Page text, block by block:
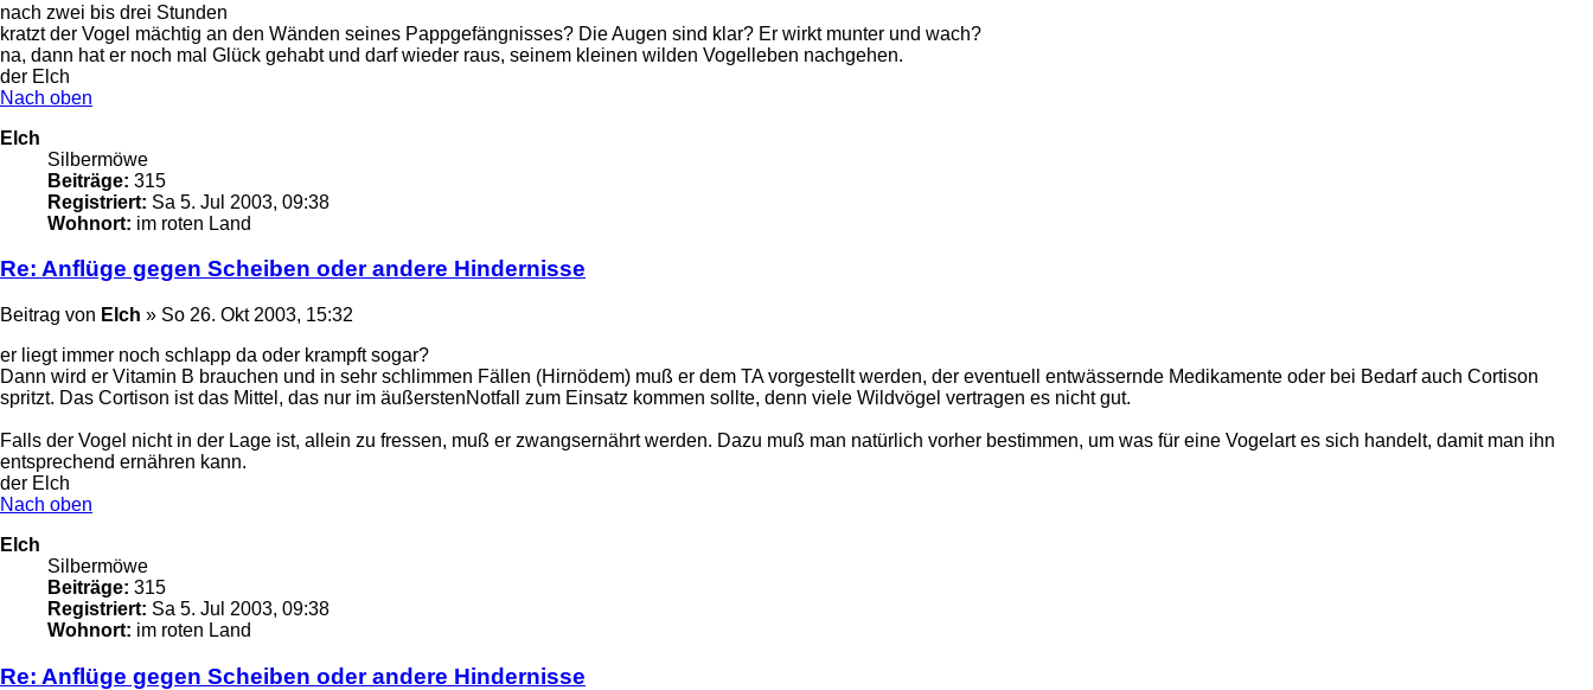
nach zwei bis drei Stunden
kratzt der Vogel mächtig an den Wänden seines Pappgefängnisses? Die Augen sind klar? Er wirkt munter und wach?
na, dann hat er noch mal Glück gehabt und darf wieder raus, seinem kleinen wilden Vogelleben nachgehen.
der Elch
Nach oben
Elch
Silbermöwe
Beiträge: 315
Registriert: Sa 5. Jul 2003, 09:38
Wohnort: im roten Land
Re: Anflüge gegen Scheiben oder andere Hindernisse
Beitrag von Elch » So 26. Okt 2003, 15:32
er liegt immer noch schlapp da oder krampft sogar?
Dann wird er Vitamin B brauchen und in sehr schlimmen Fällen (Hirnödem) muß er dem TA vorgestellt werden, der eventuell entwässernde Medikamente oder bei Bedarf auch Cortison
spritzt. Das Cortison ist das Mittel, das nur im äußerstenNotfall zum Einsatz kommen sollte, denn viele Wildvögel vertragen es nicht gut.
Falls der Vogel nicht in der Lage ist, allein zu fressen, muß er zwangsernährt werden. Dazu muß man natürlich vorher bestimmen, um was für eine Vogelart es sich handelt, damit man ihn
entsprechend ernähren kann.
der Elch
Nach oben
Elch
Silbermöwe
Beiträge: 315
Registriert: Sa 5. Jul 2003, 09:38
Wohnort: im roten Land
Re: Anflüge gegen Scheiben oder andere Hindernisse